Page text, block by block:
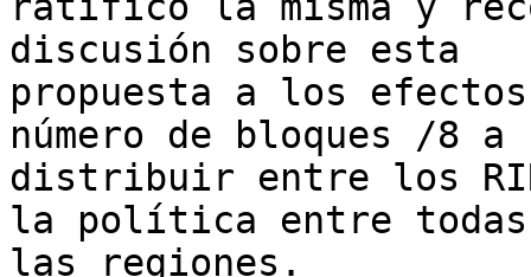
discusión sobre esta
propuesta a los
número de bloques /8 a
distribuir entre los
la política entre
las regiones.